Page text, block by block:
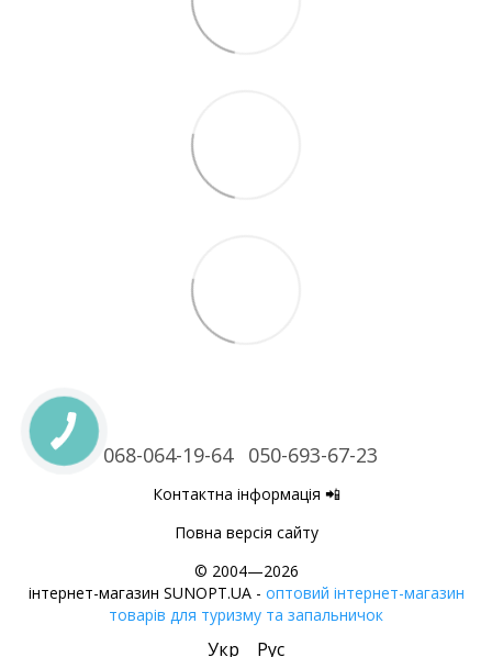
068-064-19-64 050-693-67-23
Контактна інформація 📲
Повна версія сайту
© 2004—2026
інтернет-магазин SUNOPT.UA - оптовий інтернет-магазин
товарів для туризму та запальничок
Укр Рус